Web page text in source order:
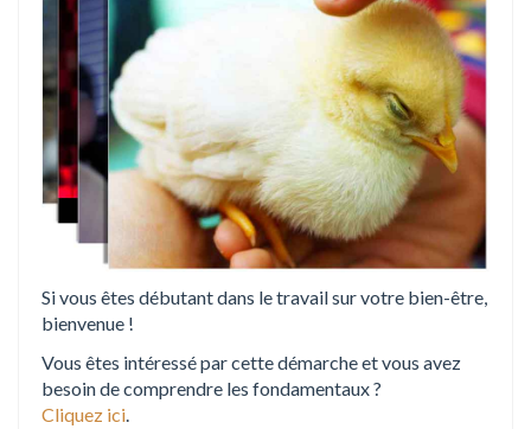
Si vous êtes débutant dans le travail sur votre bien-être,
bienvenue !
Vous êtes intéressé par cette démarche et vous avez
besoin de comprendre les fondamentaux ?
Cliquez ici